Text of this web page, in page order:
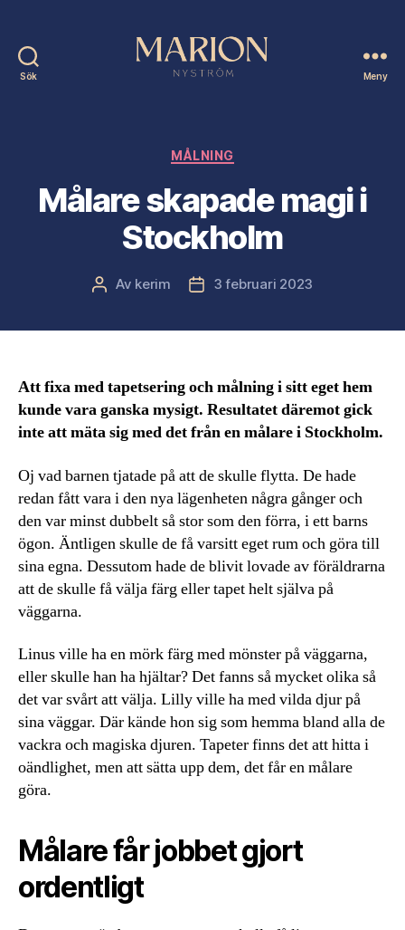
Sök Meny
Kategorier
MÅLNING
Målare skapade magi i
Stockholm
Inläggsförfattare
Av kerim Inläggsdatum
3 februari 2023
Att fixa med tapetsering och målning i sitt eget hem
kunde vara ganska mysigt. Resultatet däremot gick
inte att mäta sig med det från en målare i Stockholm.
Oj vad barnen tjatade på att de skulle flytta. De hade
redan fått vara i den nya lägenheten några gånger och
den var minst dubbelt så stor som den förra, i ett barns
ögon. Äntligen skulle de få varsitt eget rum och göra till
sina egna. Dessutom hade de blivit lovade av föräldrarna
att de skulle få välja färg eller tapet helt själva på
väggarna.
Linus ville ha en mörk färg med mönster på väggarna,
eller skulle han ha hjältar? Det fanns så mycket olika så
det var svårt att välja. Lilly ville ha med vilda djur på
sina väggar. Där kände hon sig som hemma bland alla de
vackra och magiska djuren. Tapeter finns det att hitta i
oändlighet, men att sätta upp dem, det får en målare
göra.
Målare får jobbet gjort
ordentligt